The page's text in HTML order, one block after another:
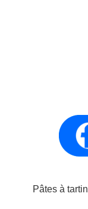
Pâtes à